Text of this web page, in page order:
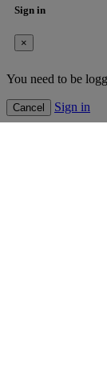
Sign in
×
You need to be
Cancel Sign in